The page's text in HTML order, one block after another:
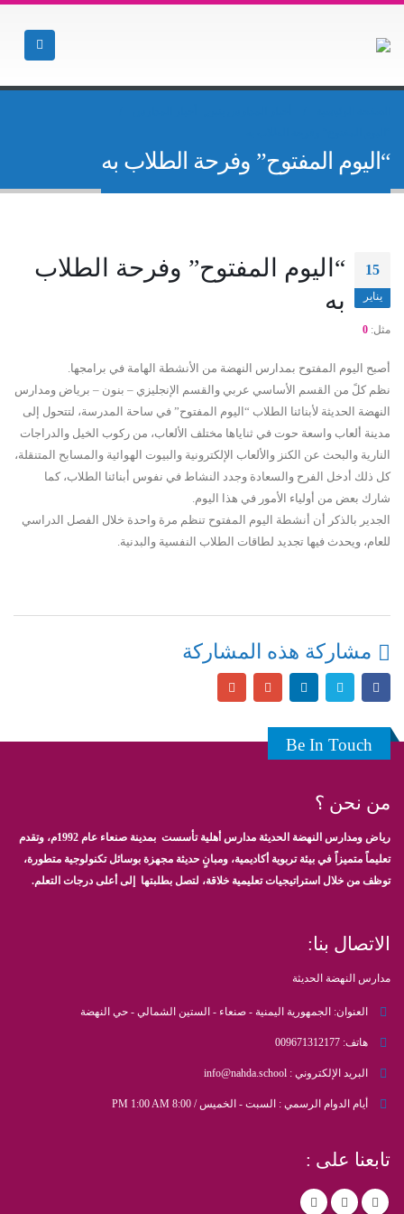
“اليوم المفتوح” وفرحة الطلاب به
15
يناير
“اليوم المفتوح” وفرحة الطلاب
به
مثل: 0
أصبح اليوم المفتوح بمدارس النهضة من الأنشطة الهامة في برامجها.
نظم كلً من القسم الأساسي عربي والقسم الإنجليزي – بنون – برياض ومدارس
النهضة الحديثة لأبنائنا الطلاب “اليوم المفتوح” في ساحة المدرسة، لتتحول إلى
مدينة ألعاب واسعة حوت في ثناياها مختلف الألعاب، من ركوب الخيل والدراجات
النارية والبحث عن الكنز والألعاب الإلكترونية والبيوت الهوائية والمسابح المتنقلة،
كل ذلك أدخل الفرح والسعادة وجدد النشاط في نفوس أبنائنا الطلاب، كما
شارك بعض من أولياء الأمور في هذا اليوم.
الجدير بالذكر أن أنشطة اليوم المفتوح تنظم مرة واحدة خلال الفصل الدراسي
للعام، ويحدث فيها تجديد لطاقات الطلاب النفسية والبدنية.
مشاركة هذه المشاركة
Be In Touch
من نحن ؟
رياض ومدارس النهضة الحديثة مدارس أهلية تأسست بمدينة صنعاء عام 1992م، وتقدم
تعليماً متميزاً في بيئة تربوية أكاديمية، ومبانٍ حديثة مجهزة بوسائل تكنولوجية متطورة،
توظف من خلال استراتيجيات تعليمية خلاقة، لتصل بطلبتها إلى أعلى درجات التعلم.
الاتصال بنا:
مدارس النهضة الحديثة
العنوان: الجمهورية اليمنية - صنعاء - الستين الشمالي - حي النهضة
هاتف: 009671312177
البريد الإلكتروني : info@nahda.school
أيام الدوام الرسمي : السبت - الخميس / 8:00 PM 1:00 AM
تابعنا على :